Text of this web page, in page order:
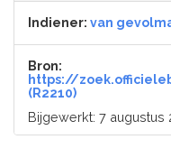
Indiener: van
Bron:
https://
(R2210)
Bijgewerkt: 7 augustus